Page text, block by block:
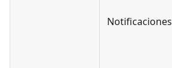
Notificaciones